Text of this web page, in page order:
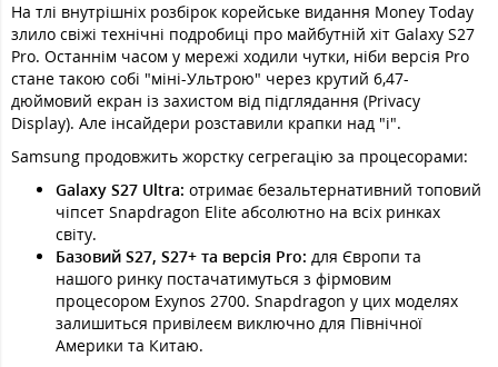
На тлі внутрішніх розбірок корейське видання Money Today
злило свіжі технічні подробиці про майбутній хіт Galaxy S27
Pro. Останнім часом у мережі ходили чутки, ніби версія Pro
стане такою собі "міні-Ультрою" через крутий 6,47-
дюймовий екран із захистом від підглядання (Privacy
Display). Але інсайдери розставили крапки над "і".
Samsung продовжить жорстку сегрегацію за процесорами:
Galaxy S27 Ultra: отримає безальтернативний топовий
чіпсет Snapdragon Elite абсолютно на всіх ринках
світу.
Базовий S27, S27+ та версія Pro: для Європи та
нашого ринку постачатимуться з фірмовим
процесором Exynos 2700. Snapdragon у цих моделях
залишиться привілеєм виключно для Північної
Америки та Китаю.